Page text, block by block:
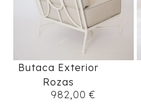
Butaca Exterior
Rozas
982,00€